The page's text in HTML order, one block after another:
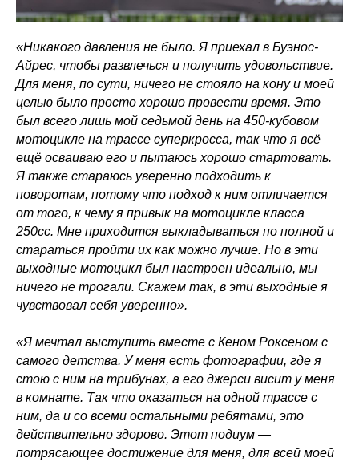
«Никакого давления не было. Я приехал в Буэнос-
Айрес, чтобы развлечься и получить удовольствие.
Для меня, по сути, ничего не стояло на кону и моей
целью было просто хорошо провести время. Это
был всего лишь мой седьмой день на 450-кубовом
мотоцикле на трассе суперкросса, так что я всё
ещё осваиваю его и пытаюсь хорошо стартовать.
Я также стараюсь уверенно подходить к
поворотам, потому что подход к ним отличается
от того, к чему я привык на мотоцикле класса
250сс. Мне приходится выкладываться по полной и
стараться пройти их как можно лучше. Но в эти
выходные мотоцикл был настроен идеально, мы
ничего не трогали. Скажем так, в эти выходные я
чувствовал себя уверенно».
«Я мечтал выступить вместе с Кеном Роксеном с
самого детства. У меня есть фотографии, где я
стою с ним на трибунах, а его джерси висит у меня
в комнате. Так что оказаться на одной трассе с
ним, да и со всеми остальными ребятами, это
действительно здорово. Этот подиум —
потрясающее достижение для меня, для всей моей